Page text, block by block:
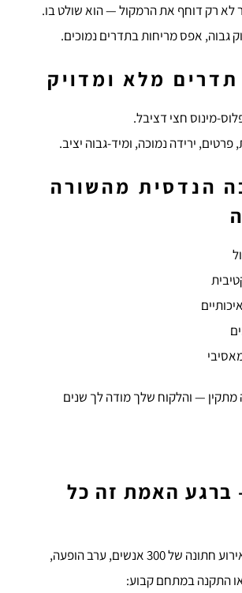
לא רק דוחף את הרמקול — הוא שולט בו.
גבוה, אפס מריחות בתדרים נמוכים.
ירידה נמוכה, ומיד-גבוה יציב.
הנדסית מהשורה
— והלקוח שלך מודה לך שנים
ברגע האמת זה כל
בין אם מדובר באירוע חתונה של 300 אנשים, ערב הופעה,
התקנה במתחם קבוע: